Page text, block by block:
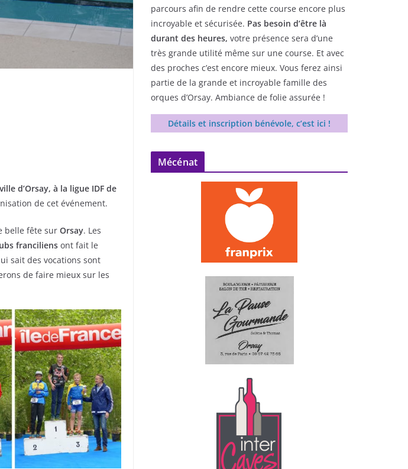
ville d’Orsay, à la ligue IDF de
de cet événement.
belle fête sur Orsay. Les
franciliens ont fait le
sait des vocations sont
de faire mieux sur les
parcours afin de rendre cette course encore plus
incroyable et sécurisée. Pas besoin d’être là
durant des heures, votre présence sera d’une
très grande utilité même sur une course. Et avec
des proches c’est encore mieux. Vous ferez ainsi
partie de la grande et incroyable famille des
orques d’Orsay. Ambiance de folie assurée !
Détails et inscription bénévole, c’est ici !
Mécénat